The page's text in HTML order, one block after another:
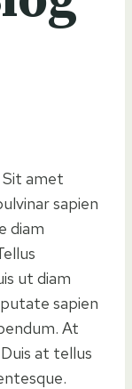
Sit amet
sapien
diam
ut diam
sapien
At
at tellus